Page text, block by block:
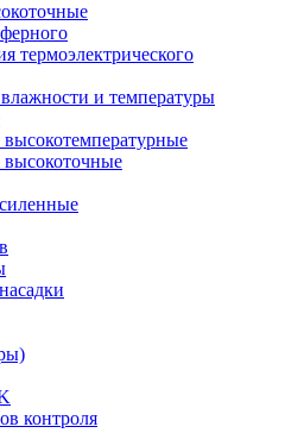
термоэлектрического
и температуры
контроля